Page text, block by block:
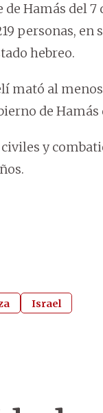
Hamás del
personas,
hebreo.
mató al
de Hamás
y
Israel